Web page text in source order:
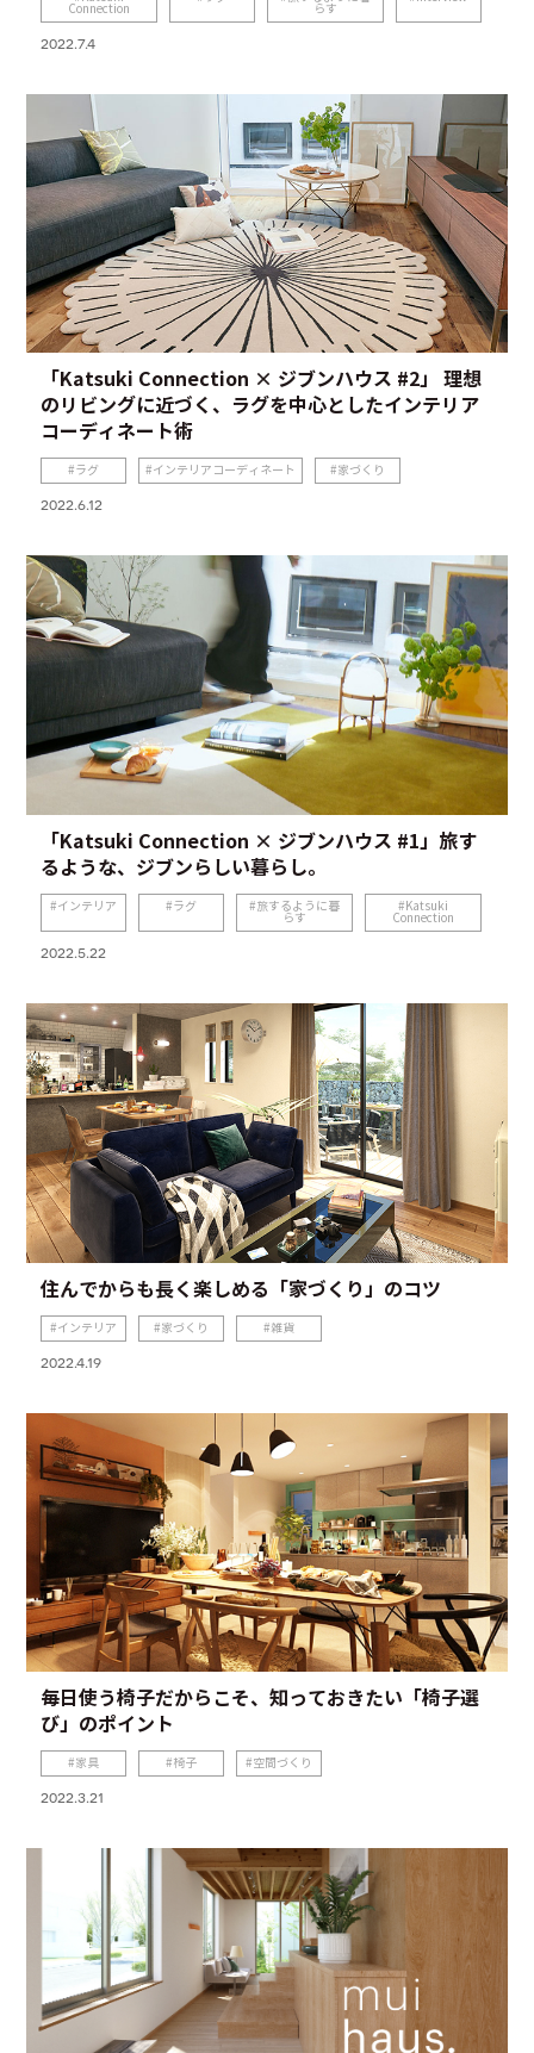
Connection らす
2022.7.4
「Katsuki Connection × ジブンハウス #2」 理想
のリビングに近づく、ラグを中心としたインテリア
コーディネート術
ラグ インテリアコーディネート 家づくり
2022.6.12
「Katsuki Connection × ジブンハウス #1」旅す
るような、ジブンらしい暮らし。
インテリア ラグ 旅するように暮
らす
Katsuki
Connection
2022.5.22
住んでからも長く楽しめる「家づくり」のコツ
インテリア 家づくり 雑貨
2022.4.19
毎日使う椅子だからこそ、知っておきたい「椅子選
び」のポイント
家具 椅子 空間づくり
2022.3.21